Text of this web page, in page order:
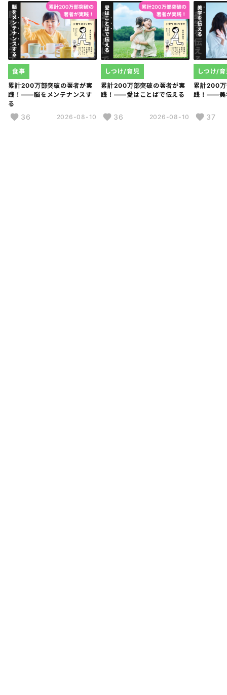
累計200万部突破の著者が実
践！――脳をメンテナンスす
る
食事
36 2026-08-10
累計200万部突破の著者が実
践！――愛はことばで伝える
しつけ/育児
36 2026-08-10
累計200万
践！――美
しつけ/
37